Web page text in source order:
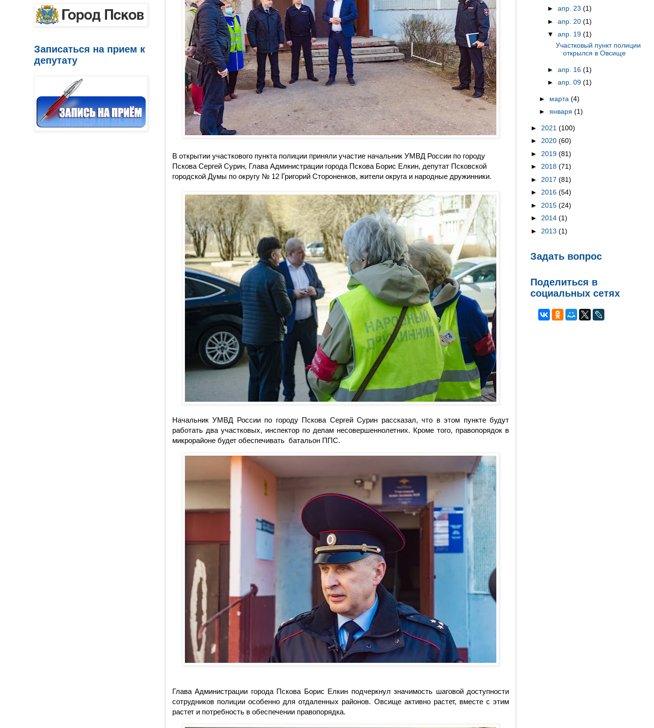
В открытии участкового пункта полиции приняли участие начальник УМВД России по городу
Пскова Сергей Сурин, Глава Администрации города Пскова Борис Елкин, депутат Псковской
городской Думы по округу № 12 Григорий Стороненков, жители округа и народные дружинники.
Начальник УМВД России по городу Пскова Сергей Сурин рассказал, что в этом пункте будут
работать два участковых, инспектор по делам несовершеннолетних. Кроме того, правопорядок в
микрорайоне будет обеспечивать батальон ППС.
Глава Администрации города Пскова Борис Елкин подчеркнул значимость шаговой доступности
сотрудников полиции особенно для отдаленных районов. Овсище активно растет, вместе с этим
растет и потребность в обеспечении правопорядка.
Записаться на прием к
депутату
► апр. 23 (1)
► апр. 20 (1)
▼ апр. 19 (1)
Участковый пункт полиции
открылся в Овсище
► апр. 16 (1)
► апр. 09 (1)
► марта (4)
► января (1)
► 2021 (100)
► 2020 (60)
► 2019 (81)
► 2018 (71)
► 2017 (81)
► 2016 (54)
► 2015 (24)
► 2014 (1)
► 2013 (1)
Задать вопрос
Поделиться в
социальных сетях